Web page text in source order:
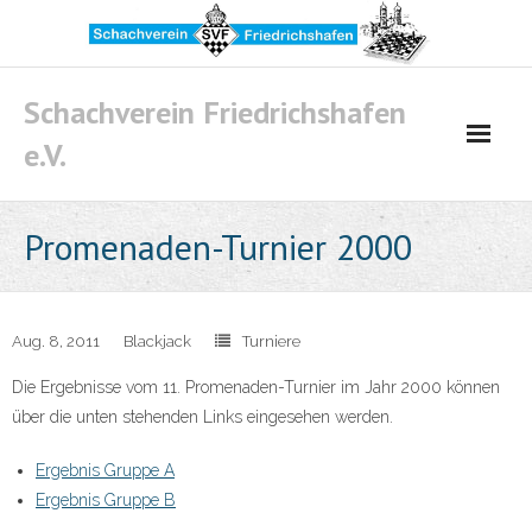
content
Schachverein Friedrichshafen
e.V.
Promenaden-Turnier 2000
Aug. 8, 2011 Blackjack Turniere
Die Ergebnisse vom 11. Promenaden-Turnier im Jahr 2000 können
über die unten stehenden Links eingesehen werden.
Ergebnis Gruppe A
Ergebnis Gruppe B